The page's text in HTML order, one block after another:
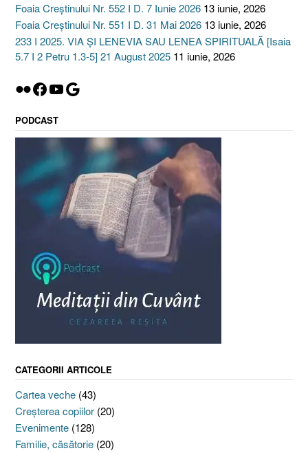
Foaia Creștinului Nr. 552 I D. 7 Iunie 2026 13 iunie, 2026
Foaia Creștinului Nr. 551 I D. 31 Mai 2026 13 iunie, 2026
233 I 2025. VIA ȘI LENEVIA SAU LENEA SPIRITUALĂ [Isaia
5.7 I 2 Petru 1.3-5] 21 August 2025 11 iunie, 2026
Flickr
Facebook
YouTube
Google
PODCAST
CATEGORII ARTICOLE
Cartea veche (43)
Creşterea copiilor (20)
Evenimente (128)
Familie, căsătorie (20)